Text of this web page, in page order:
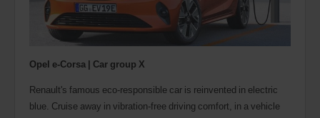
Opel e-Corsa | Car group X
Renault's famous eco-responsible car is reinvented in electric
blue. Cruise away in vibration-free driving comfort, in a vehicle